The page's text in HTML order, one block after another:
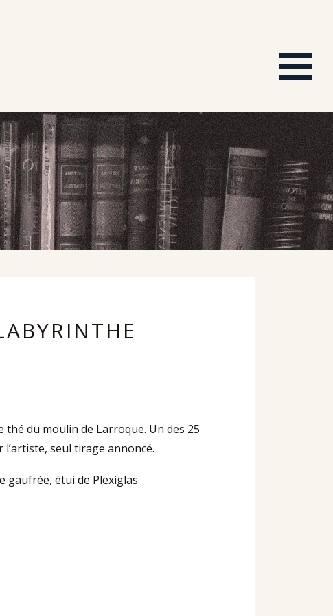
du moulin de Larroque. Un des 25
seul tirage annoncé.
étui de Plexiglas.